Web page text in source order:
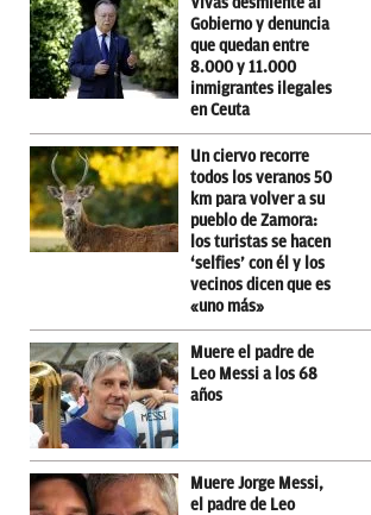
Gobierno y denuncia
que quedan entre
8.000 y 11.000
inmigrantes ilegales
en Ceuta
Un ciervo recorre
todos los veranos 50
km para volver a su
pueblo de Zamora:
los turistas se hacen
‘selfies’ con él y los
vecinos dicen que es
«uno más»
Muere el padre de
Leo Messi a los 68
años
Muere Jorge Messi,
el padre de Leo